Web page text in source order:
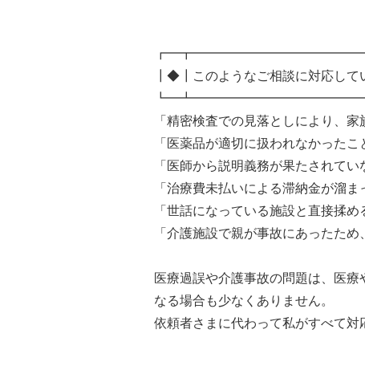
┃◆┃このようなご相談に対応して
「精密検査での見落としにより、家
「医薬品が適切に扱われなかったこ
「医師から説明義務が果たされてい
「治療費未払いによる滞納金が溜
「世話になっている施設と直接揉め
「介護施設で親が事故にあったため
医療過誤や介護事故の問題は、医
なる場合も少なくありません。
依頼者さまに代わって私がすべて対